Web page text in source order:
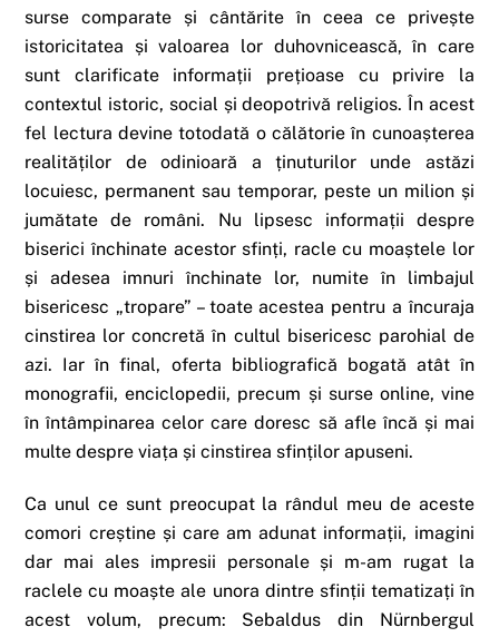
surse comparate și cântărite în ceea ce privește
istoricitatea și valoarea lor duhovnicească, în care
sunt clarificate informații prețioase cu privire la
contextul istoric, social și deopotrivă religios. În acest
fel lectura devine totodată o călătorie în cunoașterea
realităților de odinioară a ținuturilor unde astăzi
locuiesc, permanent sau temporar, peste un milion și
jumătate de români. Nu lipsesc informații despre
biserici închinate acestor sfinți, racle cu moaștele lor
și adesea imnuri închinate lor, numite în limbajul
bisericesc „tropare” – toate acestea pentru a încuraja
cinstirea lor concretă în cultul bisericesc parohial de
azi. Iar în final, oferta bibliografică bogată atât în
monografii, enciclopedii, precum și surse online, vine
în întâmpinarea celor care doresc să afle încă și mai
multe despre viața și cinstirea sfinților apuseni.
Ca unul ce sunt preocupat la rândul meu de aceste
comori creștine și care am adunat informații, imagini
dar mai ales impresii personale și m-am rugat la
raclele cu moaște ale unora dintre sfinții tematizați în
acest volum, precum: Sebaldus din Nürnbergul